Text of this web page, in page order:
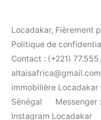
Locadakar, Fièrement
Politique de
Contact : (+221)
altaisafrica@gmail.com
immobilière Locadakar
Sénégal
Messenger
Instagram Locadakar